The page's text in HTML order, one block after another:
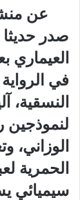
عن
صدر
العيماري
في
النسقية،
لنموذجين
الوزاني،
الحمرية
سيميائي